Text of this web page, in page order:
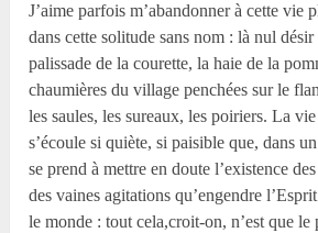
J’aime parfois m’abandonner à cette vie
dans cette solitude sans nom : là nul désir
palissade de la courette, la haie de la
chaumières du village penchées sur le
les saules, les sureaux, les poiriers. La
s’écoule si quiète, si paisible que, dans
se prend à mettre en doute l’existence
des vaines agitations qu’engendre
le monde : tout cela,croit-on, n’est que le